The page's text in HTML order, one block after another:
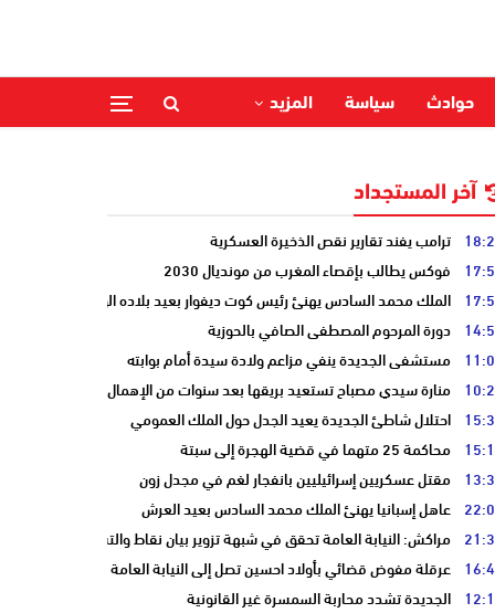
حوادث سياسة المزيد
آخر المستجداد
ترامب يفند تقارير نقص الذخيرة العسكرية
فوكس يطالب بإقصاء المغرب من مونديال 2030
الملك محمد السادس يهنئ رئيس كوت ديفوار بعيد بلاده الوطني
دورة المرحوم المصطفى الصافي بالحوزية
مستشفى الجديدة ينفي مزاعم ولادة سيدة أمام بوابته
منارة سيدي مصباح تستعيد بريقها بعد سنوات من الإهمال
احتلال شاطئ الجديدة يعيد الجدل حول الملك العمومي
محاكمة 25 متهما في قضية الهجرة إلى سبتة
مقتل عسكريين إسرائيليين بانفجار لغم في مجدل زون
عاهل إسبانيا يهنئ الملك محمد السادس بعيد العرش
مراكش: النيابة العامة تحقق في شبهة تزوير بيان نقاط والتشهير بطالب
عرقلة مفوض قضائي بأولاد احسين تصل إلى النيابة العامة
الجديدة تشدد محاربة السمسرة غير القانونية